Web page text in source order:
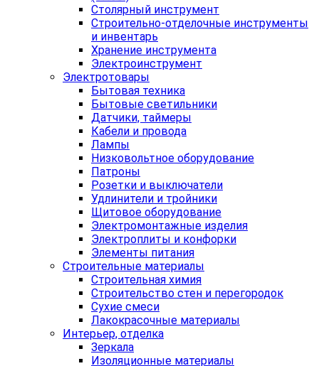
Столярный инструмент
Строительно-отделочные инструменты
и инвентарь
Хранение инструмента
Электроинструмент
Электротовары
Бытовая техника
Бытовые светильники
Датчики, таймеры
Кабели и провода
Лампы
Низковольтное оборудование
Патроны
Розетки и выключатели
Удлинители и тройники
Щитовое оборудование
Электромонтажные изделия
Электроплиты и конфорки
Элементы питания
Строительные материалы
Строительная химия
Строительство стен и перегородок
Сухие смеси
Лакокрасочные материалы
Интерьер, отделка
Зеркала
Изоляционные материалы